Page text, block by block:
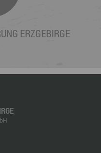
ERZGEBIRGE